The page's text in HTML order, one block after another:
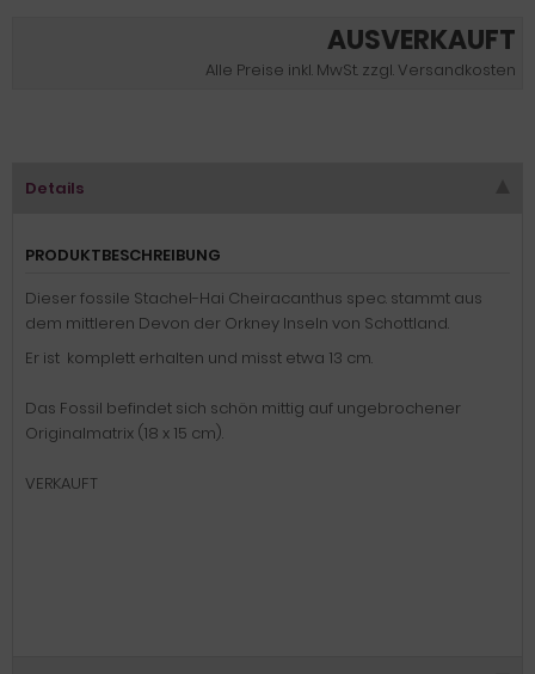
AUSVERKAUFT
Alle Preise inkl. MwSt. zzgl. Versandkosten
Details
PRODUKTBESCHREIBUNG
Dieser fossile Stachel-Hai Cheiracanthus spec. stammt aus
dem mittleren Devon der Orkney Inseln von Schottland.
Er ist komplett erhalten und misst etwa 13 cm.
Das Fossil befindet sich schön mittig auf ungebrochener
Originalmatrix (18 x 15 cm).
VERKAUFT